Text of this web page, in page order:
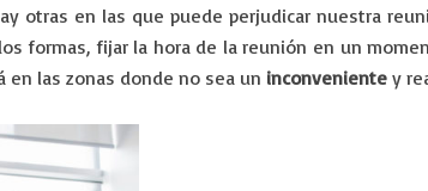
otras en las que puede perjudicar nuestra
formas, fijar la hora de la reunión en un
en las zonas donde no sea un inconveniente y